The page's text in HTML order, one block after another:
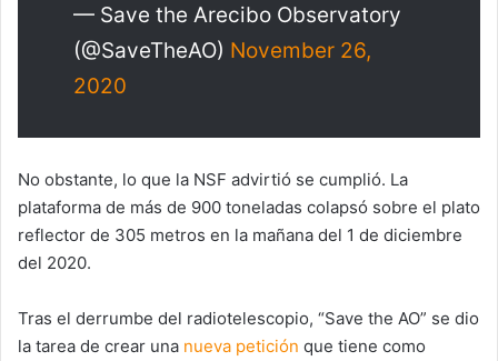
— Save the Arecibo Observatory
(@SaveTheAO) November 26,
2020
No obstante, lo que la NSF advirtió se cumplió. La
plataforma de más de 900 toneladas colapsó sobre el plato
reflector de 305 metros en la mañana del 1 de diciembre
del 2020.
Tras el derrumbe del radiotelescopio, “Save the AO” se dio
la tarea de crear una nueva petición que tiene como